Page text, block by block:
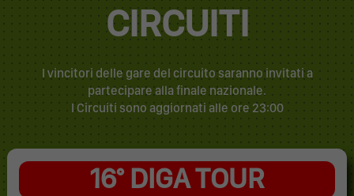
CIRCUITI
I vincitori delle gare del circuito saranno invitati a
partecipare alla finale nazionale.
I Circuiti sono aggiornati alle ore 23:00
16° DIGA TOUR